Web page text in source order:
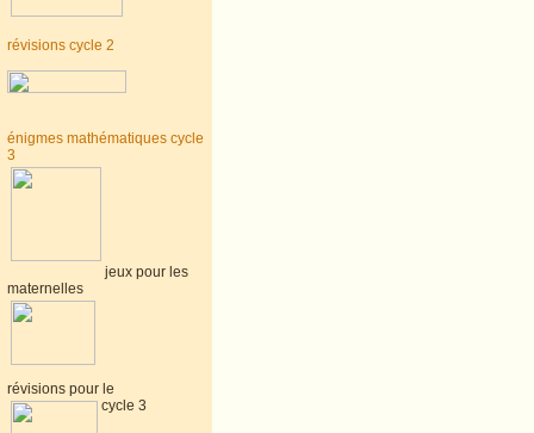
révisions cycle 2
énigmes mathématiques cycle
3
jeux pour les
maternelles
révisions pour le
cycle 3